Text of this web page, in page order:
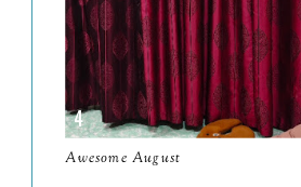
July 12
June
May11
April13
Awesome August